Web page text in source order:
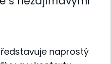
naprostý